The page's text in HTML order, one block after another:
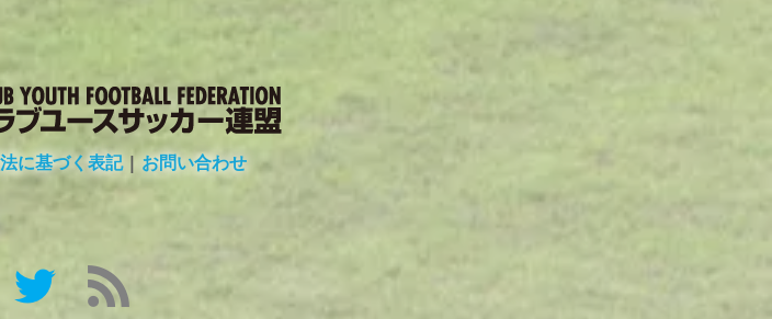
に基づく表記|お問い合わせ